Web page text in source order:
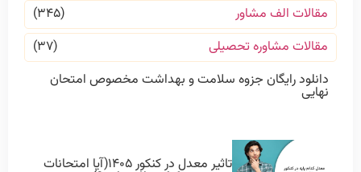
مقالات الف مشاور
(۳۴۵)
مقالات مشاوره تحصیلی
(۳۷)
دانلود رایگان جزوه سلامت و بهداشت مخصوص امتحان
نهایی
تاثیر معدل در کنکور ۱۴۰۵(آیا امتحانات